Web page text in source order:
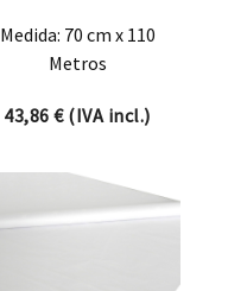
Medida: 70 cm x 110
Metros
43,86€(IVA incl.)